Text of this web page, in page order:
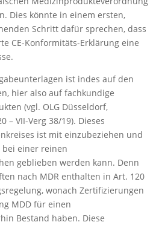
Dies könnte in einem ersten,
Schritt dafür sprechen, dass
CE-Konformitäts-Erklärung eine
ist indes auf den
hier also auf fachkundige
(vgl. OLG Düsseldorf,
– VII-Verg 38/19). Dieses
ist mit einzubeziehen und
einer reinen
geblieben werden kann. Denn
nach MDR enthalten in Art. 120
wonach Zertifizierungen
MDD für einen
Bestand haben. Diese